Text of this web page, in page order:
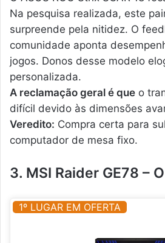
Na pesquisa realizada, este
surpreende pela nitidez. O
comunidade aponta
jogos. Donos desse modelo
personalizada.
A reclamação geral é que o
difícil devido às dimensões
Veredito: Compra certa para
computador de mesa fixo.
3. MSI Raider GE78 –
1º LUGAR EM OFERTA